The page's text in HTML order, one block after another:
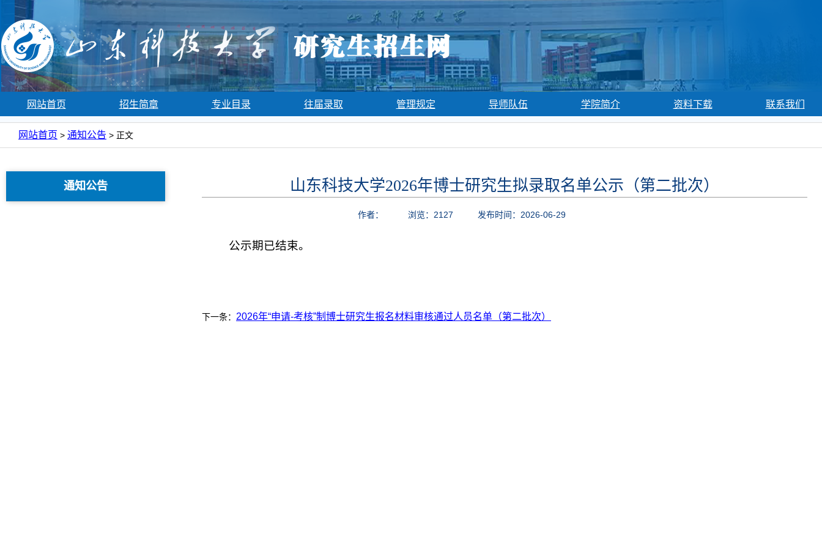
网站首页 招生简章 专业目录 往届录取 管理规定 导师队伍 学院简介 资料下载 联系我们
网站首页 > 通知公告 > 正文
通知公告 山东科技大学2026年博士研究生拟录取名单公示（第二批次）
发布时间：2026-06-29
浏览： 2127
作者：
公示期已结束。
下一条： 2026年“申请-考核”制博士研究生报名材料审核通过人员名单（第二批次）